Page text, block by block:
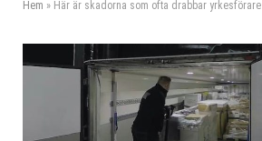
Hem » Här är skadorna som ofta drabbar yrkesförare